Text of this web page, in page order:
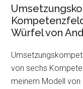
Würfel von
von sechs
meinem Modell von